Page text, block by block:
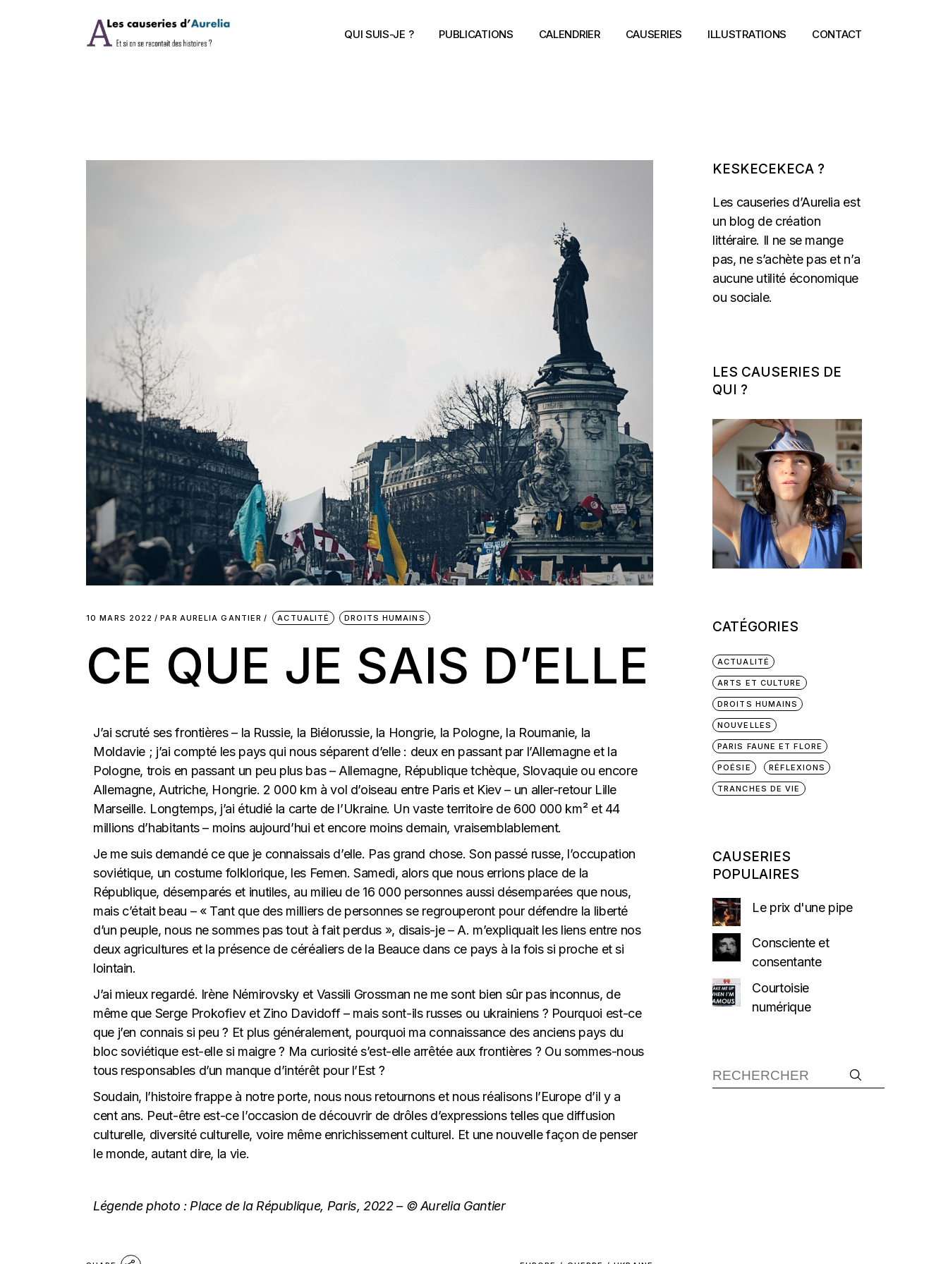
QUI SUIS-JE ? PUBLICATIONS CALENDRIER CAUSERIES ILLUSTRATIONS CONTACT
10 MARS 2022 PAR AURELIA GANTIER ACTUALITÉ DROITS HUMAINS
CE QUE JE SAIS D’ELLE
J’ai scruté ses frontières – la Russie, la Biélorussie, la Hongrie, la Pologne, la Roumanie, la
Moldavie ; j’ai compté les pays qui nous séparent d’elle : deux en passant par l’Allemagne et la
Pologne, trois en passant un peu plus bas – Allemagne, République tchèque, Slovaquie ou encore
Allemagne, Autriche, Hongrie. 2 000 km à vol d’oiseau entre Paris et Kiev – un aller-retour Lille
Marseille. Longtemps, j’ai étudié la carte de l’Ukraine. Un vaste territoire de 600 000 km² et 44
millions d’habitants – moins aujourd’hui et encore moins demain, vraisemblablement.
Je me suis demandé ce que je connaissais d’elle. Pas grand chose. Son passé russe, l’occupation
soviétique, un costume folklorique, les Femen. Samedi, alors que nous errions place de la
République, désemparés et inutiles, au milieu de 16 000 personnes aussi désemparées que nous,
mais c’était beau – « Tant que des milliers de personnes se regrouperont pour défendre la liberté
d’un peuple, nous ne sommes pas tout à fait perdus », disais-je – A. m’expliquait les liens entre nos
deux agricultures et la présence de céréaliers de la Beauce dans ce pays à la fois si proche et si
lointain.
J’ai mieux regardé. Irène Némirovsky et Vassili Grossman ne me sont bien sûr pas inconnus, de
même que Serge Prokofiev et Zino Davidoff – mais sont-ils russes ou ukrainiens ? Pourquoi est-ce
que j’en connais si peu ? Et plus généralement, pourquoi ma connaissance des anciens pays du
bloc soviétique est-elle si maigre ? Ma curiosité s’est-elle arrêtée aux frontières ? Ou sommes-nous
tous responsables d’un manque d’intérêt pour l’Est ?
Soudain, l’histoire frappe à notre porte, nous nous retournons et nous réalisons l’Europe d’il y a
cent ans. Peut-être est-ce l’occasion de découvrir de drôles d’expressions telles que diffusion
culturelle, diversité culturelle, voire même enrichissement culturel. Et une nouvelle façon de penser
le monde, autant dire, la vie.
Légende photo : Place de la République, Paris, 2022 – © Aurelia Gantier
KESKECEKECA ?
Les causeries d’Aurelia est
un blog de création
littéraire. Il ne se mange
pas, ne s’achète pas et n’a
aucune utilité économique
ou sociale.
LES CAUSERIES DE
QUI ?
CATÉGORIES
ACTUALITÉ
ARTS ET CULTURE
DROITS HUMAINS
NOUVELLES
PARIS FAUNE ET FLORE
POÉSIE RÉFLEXIONS
TRANCHES DE VIE
CAUSERIES
POPULAIRES
Le prix d'une pipe
Consciente et
consentante
Courtoisie
numérique